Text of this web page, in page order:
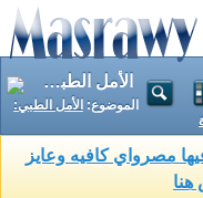
الأمل الطبي: التطورات الحديثة في جراحات الجهاز الهضمي المعقدة
الموضوع: الأمل الطبي:
مصرواي كافيه وعايز